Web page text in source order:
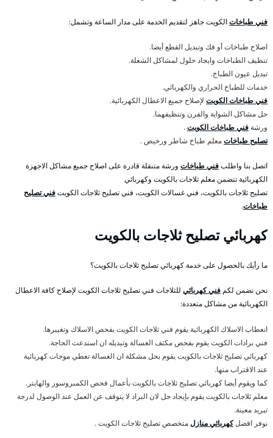
فني طباخاتالكويت جاهز لتقديم الخدمة على مدار الساعة وتشمل:
اصلاح طباخات أو فك وتبديل القطع أيضا.
تنظيف الطباخات وايجاد حلول لمشاكل الشعلة.
تبديل عيون الطباخ.
خدمات للطباخ الحراري والكهربائي.
فني طباخات الكويت لإصلاح جميع الاعطال الكهربائية.
حل مشاكل الشواية والفرن وتنظيفهما.
ورشة فني طباخات الكويت.
تصليح طباخاتمعلم طباخ شاطر ورخيص .
اتصل بنا واطلبفني طباخات ورشة متنقلة قادرة على اصلاح جميع مشاكل الاجهزة
الكهربائية تتضمن معلم ثلاجات بالكويت وكهربائي
تصليح ثلاجات بالكويت، فني غسالات الكويت، فني تصليح ثلاجات الكويتفني تصليح
طباخات.
كهربائي تصليح ثلاجات بالكويت
ما رأيك بالحصول على خدمة كهربائي تصليح ثلاجات بالكويت؟
نحن نضمن لكم فني كهربائي للثلاجات فني تصليح ثلاجات الكويت لإصلاح كافة الاعطال
الكهربائية من مشاكل متعددة:
انعطاب الاسلاك الكهربائية يقوم فني ثلاجات الكويت بفحص الاسلاك وتغييرها.
فني برادات الكويت يقوم بفحص مكثف الغسالة وتبديله ان استدعت الحاجة.
كهربائي تصليح ثلاجات بالكويت يقوم بحل مشكلة ان الغسالة تعطي موجات كهربائية
عند الاقتراب منها.
كما ويقوم أيضا كهربائي تصليح ثلاجات بالكويت بأعمال فحص الكمبروسور والهايتر.
معلم ثلاجات بالكويت يقوم بإيجاد حل لان البراد لا يتوقف عن العمل عند الوصول لدرجة
تبريد معينة.
نوفر افضلكهربائي منازلمتخصص تصليح ثلاجات الكويت .